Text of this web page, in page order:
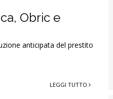
Obric e
anticipata del prestito
LEGGI TUTTO